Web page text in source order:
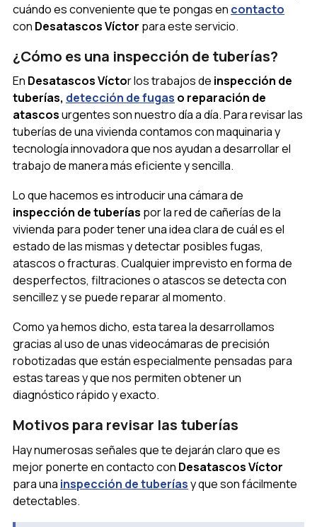
cuándo es conveniente que te pongas en contacto
con Desatascos Víctor para este servicio.
¿Cómo es una inspección de tuberías?
En Desatascos Víctor los trabajos de inspección de
tuberías, detección de fugas o reparación de
atascosurgentes son nuestro día a día. Para revisar las
tuberías de una vivienda contamos con maquinaria y
tecnología innovadora que nos ayudan a desarrollar el
trabajo de manera más eficiente y sencilla.
Lo que hacemos es introducir una cámara de
inspección de tuberías por la red de cañerías de la
vivienda para poder tener una idea clara de cuál es el
estado de las mismas y detectar posibles fugas,
atascos o fracturas. Cualquier imprevisto en forma de
desperfectos, filtraciones o atascos se detecta con
sencillez y se puede reparar al momento.
Como ya hemos dicho, esta tarea la desarrollamos
gracias al uso de unas videocámaras de precisión
robotizadas que están especialmente pensadas para
estas tareas y que nos permiten obtener un
diagnóstico rápido y exacto.
Motivos para revisar las tuberías
Hay numerosas señales que te dejarán claro que es
mejor ponerte en contacto con Desatascos Víctor
para una inspección de tuberíasy que son fácilmente
detectables.